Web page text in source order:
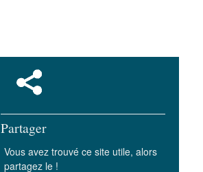
Partager
Vous avez trouvé ce site utile, alors
partagez le !